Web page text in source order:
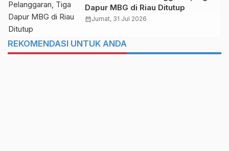
Dapur MBG di Riau Ditutup
calendar_monthJumat, 31 Jul 2026
REKOMENDASI UNTUK ANDA